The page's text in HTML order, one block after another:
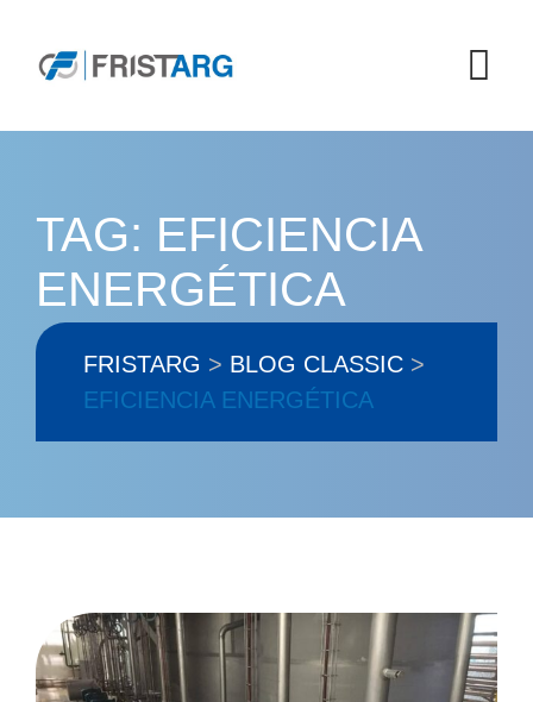
content
TAG: EFICIENCIA
ENERGÉTICA
FRISTARG > BLOG CLASSIC >
EFICIENCIA ENERGÉTICA